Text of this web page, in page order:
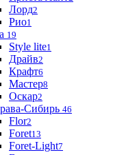
Лорд2
Рио1
19
Style lite1
Драйв2
Крафт6
Мастер8
Оскар2
Сибирь 46
Flor2
Foret13
Foret-Light7